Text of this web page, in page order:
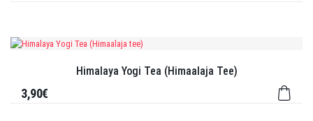
Himalaya Yogi Tea (Himaalaja Tee)
3,90€